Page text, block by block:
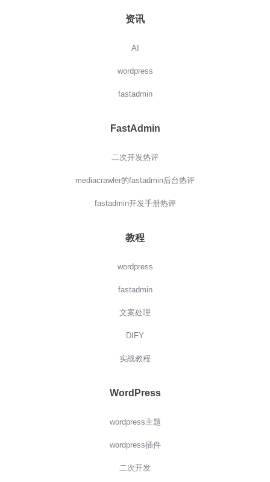
资讯
AI
wordpress
fastadmin
FastAdmin
二次开发热评
mediacrawler的fastadmin后台热评
fastadmin开发手册热评
教程
wordpress
fastadmin
文案处理
DIFY
实战教程
WordPress
wordpress主题
wordpress插件
二次开发